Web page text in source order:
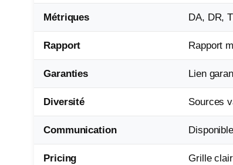
Métriques DA, DR,
Rapport Rapport
Garanties Lien
Diversité Sources
Communication
Pricing Grille